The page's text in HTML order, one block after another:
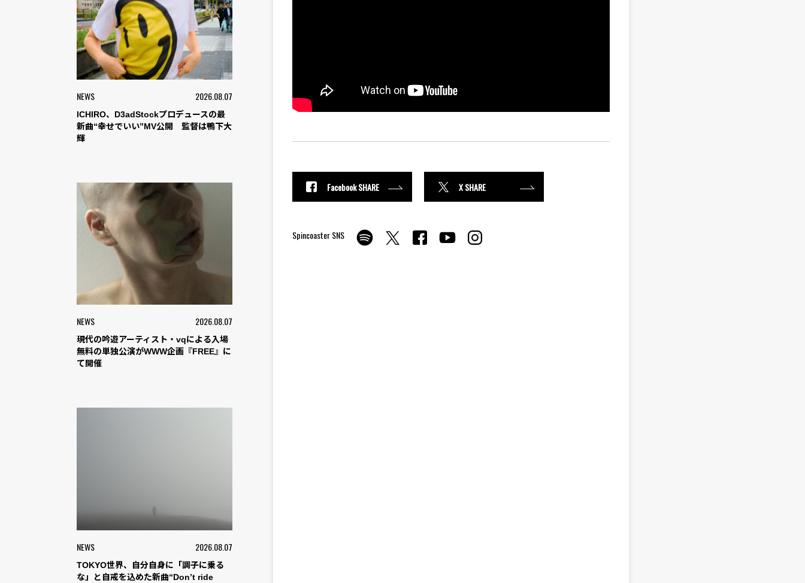
NEWS 2026.08.07
ICHIRO、D3adStockプロデュースの最
新曲“幸せでいい”MV公開 監督は鴨下大
輝
NEWS 2026.08.07
現代の吟遊アーティスト・vqによる入場
無料の単独公演がWWW企画『FREE』に
て開催
NEWS 2026.08.07
TOKYO世界、自分自身に「調子に乗る
な」と自戒を込めた新曲“Don’t ride
Facebook SHARE X SHARE
Spincoaster SNS